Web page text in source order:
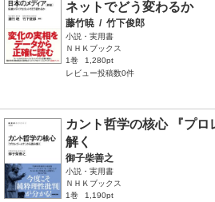
ネットでどう変わるか
藤竹暁 / 竹下俊郎
小説・実用書
ＮＨＫブックス
1巻
1,280pt
レビュー投稿数0件
カント哲学の核心 『プ
解く
御子柴善之
小説・実用書
ＮＨＫブックス
1巻
1,190pt